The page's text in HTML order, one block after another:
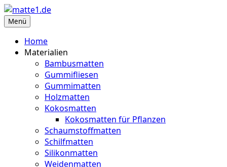
Zum
Inhalt
matte1.de
Deine Infoseite für Matten aller Art
Menü
Home
Materialien
Bambusmatten
Gummifliesen
Gummimatten
Holzmatten
Kokosmatten
Kokosmatten für Pflanzen
Schaumstoffmatten
Schilfmatten
Silikonmatten
Weidenmatten